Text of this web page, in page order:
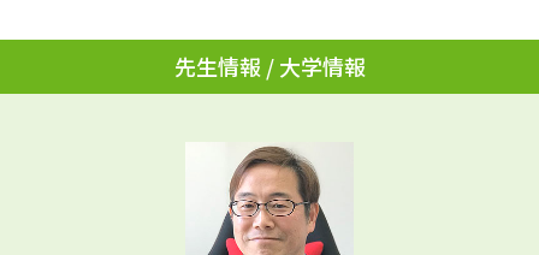
テレメール
個人情報取扱規定
先生情報 / 大学情報